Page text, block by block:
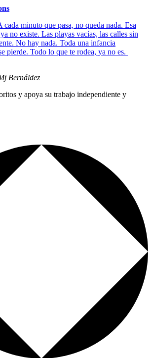
cada minuto que pasa, no queda nada. Esa
no existe. Las playas vacías, las calles sin
No hay nada. Toda una infancia
pierde. Todo lo que te rodea, ya no es.
Bernáldez
y apoya su trabajo independiente y